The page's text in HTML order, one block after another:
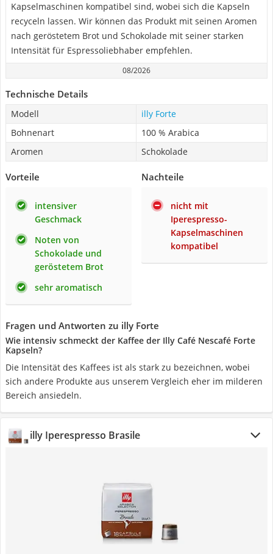
Kapselmaschinen kompatibel sind, wobei sich die Kapseln
recyceln lassen. Wir können das Produkt mit seinen Aromen
nach geröstetem Brot und Schokolade mit seiner starken
Intensität für Espressoliebhaber empfehlen.
08/2026
Technische Details
Modell
illy Forte
Bohnenart
100 % Arabica
Aromen
Schokolade
Vorteile
intensiver
Geschmack
Noten von
Schokolade und
geröstetem Brot
sehr aromatisch
Nachteile
nicht mit
Iperespresso-
Kapselmaschinen
kompatibel
Fragen und Antworten zu illy Forte
Wie intensiv schmeckt der Kaffee der Illy Café Nescafé Forte
Kapseln?
Die Intensität des Kaffees ist als stark zu bezeichnen, wobei
sich andere Produkte aus unserem Vergleich eher im milderen
Bereich ansiedeln.
illy Iperespresso Brasile